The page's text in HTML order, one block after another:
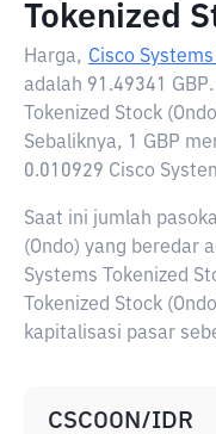
Tokenized
Harga, Cisco
adalah 91.49341 GBP
Tokenized Stock
Sebaliknya, 1 GBP
0.010929 Cisco
Saat ini jumlah
(Ondo) yang beredar
Systems Tokenized
Tokenized Stock
kapitalisasi pasar
CSCOON/IDR